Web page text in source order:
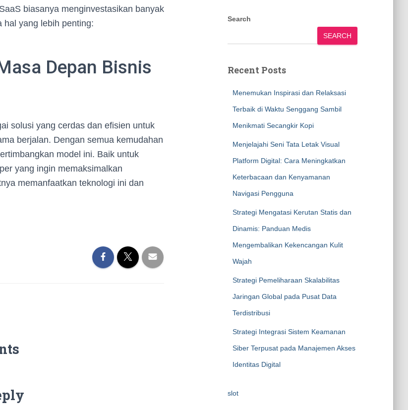
biasanya menginvestasikan banyak
hal yang lebih penting:
Depan Bisnis
solusi yang cerdas dan efisien untuk
berjalan. Dengan semua kemudahan
model ini. Baik untuk
yang ingin memaksimalkan
memanfaatkan teknologi ini dan
Search
SEARCH
Recent Posts
Menemukan Inspirasi dan Relaksasi
Terbaik di Waktu Senggang Sambil
Menikmati Secangkir Kopi
Menjelajahi Seni Tata Letak Visual
Platform Digital: Cara Meningkatkan
Keterbacaan dan Kenyamanan
Navigasi Pengguna
Strategi Mengatasi Kerutan Statis dan
Dinamis: Panduan Medis
Mengembalikan Kekencangan Kulit
Wajah
Strategi Pemeliharaan Skalabilitas
Jaringan Global pada Pusat Data
Terdistribusi
Strategi Integrasi Sistem Keamanan
Siber Terpusat pada Manajemen Akses
Identitas Digital
slot